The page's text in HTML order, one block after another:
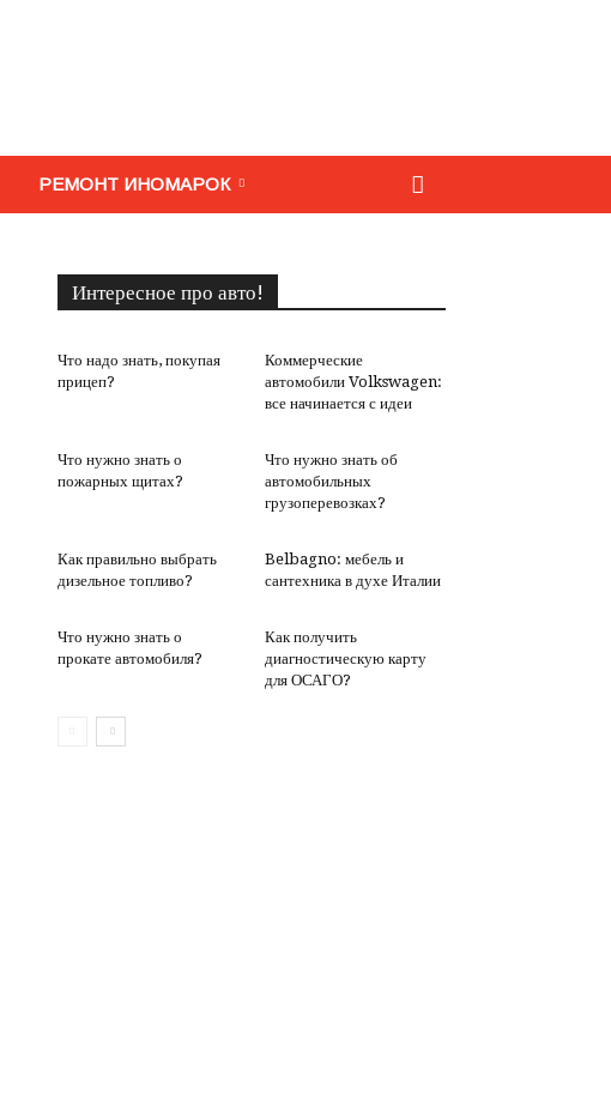
РЕМОНТ ИНОМАРОК
Интересное про авто!
Что надо знать, покупая
прицеп?
Коммерческие
автомобили Volkswagen:
все начинается с идеи
Что нужно знать о
пожарных щитах?
Что нужно знать об
автомобильных
грузоперевозках?
Как правильно выбрать
дизельное топливо?
Belbagno: мебель и
сантехника в духе Италии
Что нужно знать о
прокате автомобиля?
Как получить
диагностическую карту
для ОСАГО?